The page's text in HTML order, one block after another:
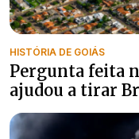
HISTÓRIA DE GOIÁS
Pergunta feita
ajudou a tirar